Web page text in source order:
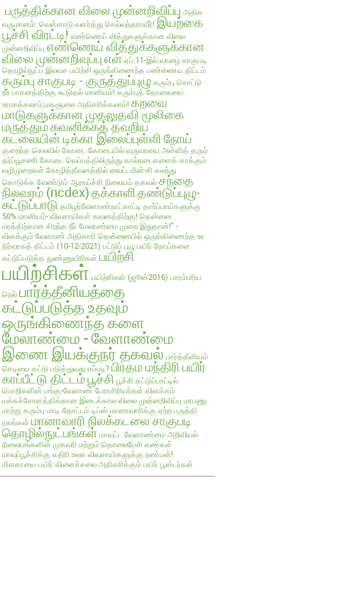
பருத்திக்கான விலை முன்னறிவிப்பு அதிக
வருமானம்: வெள்ளாடு வளர்த்து செல்வந்தராவீர்! இயற்கை
பூச்சி விரட்டி! எண்ணெய் வித்துகளுக்கான விலை
முன்னறிவிப்பு எண்ணெய் வித்துக்களுக்கான
விலை முன்னறிவுப்புஎள் ஏப்.11-இல் வாழை சாகுபடி
தொழில்நுட்ப இலவச பயிற்சி ஒருங்கிணைந்த பண்ணைய திட்டம்
கரும்பு சாகுபடி - குருத்துப்புழு கரும்பு சொட்டு
நீர் பாசனத்திற்கு கூடுதல் மானியம்! கரும்புத் தோகையை
உரமாக்கலாம்;மகசூலை அதிகரிக்கலாம்! கறவை
மாடுகளுக்கான முதலுதவி மூலிகை
மருத்தும்கவனிக்கத் தவறிய
கடலையின் டிக்கா இலைப்புள்ளி நோய்
குறைந்த செலவில் கோடை கோடையில் வருவாயை அள்ளித் தரும்
தர்ப்பூசணி கோடை வெப்பத்திலிருந்து கால்நடைகளைக் காக்கும்
வழிமுறைகள் கோழித்தீவனத்தில் வைட்டமின்-சி கலந்து
கொடுக்க வேண்டும் ஆராய்ச்சி நிலையம் தகவல் சந்தை
நிலவரம் (ncdex)தக்காளிதண்டுப்புழு-
கட்டுப்பாடு தமிழர்வேளாண்நாட்காட்டி தார்ப்பாய்களுக்கு
50% மானியம்- விவசாயிகள் கவனத்திற்கு! தென்னை
மரத்திற்கான சிறந்த நீர் மேலாண்மை முறை இதுதான்!" -
விளக்கும் வேளாண் அதிகாரி தென்னையில் ஒருங்கிணைந்த உர
நிர்வாகத் திட்டம் (10-12-2021) பட்டுப் புழு பயிர் நோய்களை
கட்டுப்படுத்த நுண்ணுயிரிகள் பயிற்சி
பயிற்சிகள் பயிற்சிகள் (ஜூன்2016) பாரம்பரிய
நெல் பார்த்தீனியத்தை
கட்டுப்படுத்த உதவும்
ஒருங்கிணைந்த களை
மேலாண்மை - வேளாண்மை
இணை இயக்குநர் தகவல் பார்த்தீனியம்
செடியை கட்டு படுத்துவது எப்படி? பிரதம மந்திரி பயிர்
காப்பீட்டு திட்டம்பூச்சி பூச்சி கட்டுப்பாட்டில்
பொறிகளின் பங்கு-வேளாண் பேராசிரியர்கள் விளக்கம்
மக்கச்சோளத்திக்கான இடைக்கால விலை முன்னறிவிப்பு மரபணு
மாற்று கரும்பு மாடி தோட்டம் டிப்ஸ் மானாவாரிக்கு ஏற்ற பருத்தி
ரகங்கள் மானாவாரி நிலக்கடலை சாகுபடி
தொழில்நுட்பங்கள் மாவட்ட வேளாண்மை அறிவியல்
நிலையங்களின் முகவரி மற்றும் தொலைபேசி எண்கள்
மாவுப்பூச்சிக்கு எதிரி உலக விவசாயிகளுக்கு நண்பன்!
மிளகாயை பயிர் விளைச்சலை அதிகரிக்கும் பயிர் பூஸ்டர்கள்